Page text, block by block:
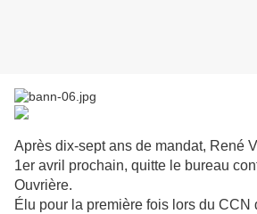
Après dix-sept ans de mandat, René
1er avril prochain, quitte le bureau
Ouvrière.
Élu pour la première fois lors du CCN